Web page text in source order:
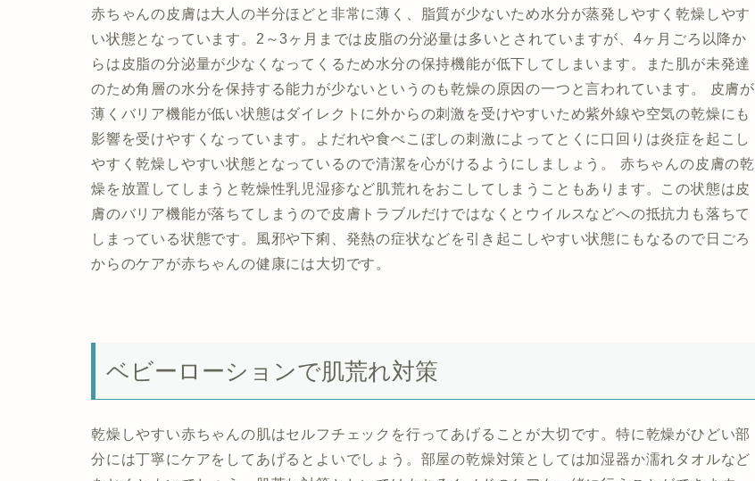
赤ちゃんの皮膚は大人の半分ほどと非常に薄く、脂質が少ないため水分が蒸発しやすく乾燥しやす
い状態となっています。2～3ヶ月までは皮脂の分泌量は多いとされていますが、4ヶ月ごろ以降か
らは皮脂の分泌量が少なくなってくるため水分の保持機能が低下してしまいます。また肌が未発達
のため角層の水分を保持する能力が少ないというのも乾燥の原因の一つと言われています。 皮膚が
薄くバリア機能が低い状態はダイレクトに外からの刺激を受けやすいため紫外線や空気の乾燥にも
影響を受けやすくなっています。よだれや食べこぼしの刺激によってとくに口回りは炎症を起こし
やすく乾燥しやすい状態となっているので清潔を心がけるようにしましょう。 赤ちゃんの皮膚の乾
燥を放置してしまうと乾燥性乳児湿疹など肌荒れをおこしてしまうこともあります。この状態は皮
膚のバリア機能が落ちてしまうので皮膚トラブルだけではなくとウイルスなどへの抵抗力も落ちて
しまっている状態です。風邪や下痢、発熱の症状などを引き起こしやすい状態にもなるので日ごろ
からのケアが赤ちゃんの健康には大切です。
ベビーローションで肌荒れ対策
乾燥しやすい赤ちゃんの肌はセルフチェックを行ってあげることが大切です。特に乾燥がひどい部
分には丁寧にケアをしてあげるとよいでしょう。部屋の乾燥対策としては加湿器か濡れタオルなど